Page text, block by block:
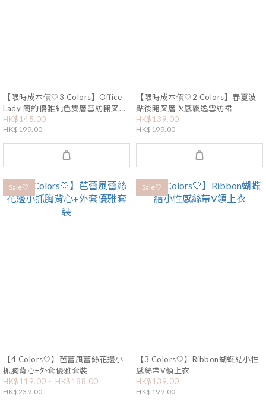
【限時成本價🤍3 Colors】Office
Lady 簡約優雅純色雙層雪紡開叉長
裙
HK$145.00
HK$199.00
【限時成本價🤍2 Colors】春夏波
點後開叉層次感飄逸雪紡裙
HK$139.00
HK$199.00
Sale🤍
【4 Colors🤍】芭蕾風蕾絲花邊小
抓胸背心+外套優雅套裝
HK$119.00 ~ HK$188.00
HK$239.00
Sale🤍
【3 Colors🤍】Ribbon蝴蝶結小性
感絲帶V領上衣
HK$139.00
HK$199.00